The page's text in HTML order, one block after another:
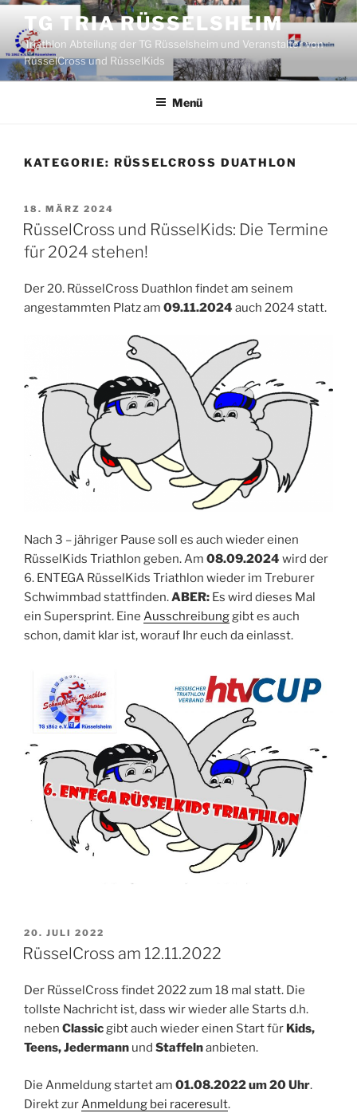
Zum
Inhalt
springen
TG TRIA RÜSSELSHEIM
Triathlon Abteilung der TG Rüsselsheim und Veranstalter von
RüsselCross und RüsselKids
Menü
KATEGORIE: RÜSSELCROSS DUATHLON
VERÖFFENTLICHT
AM
18. MÄRZ 2024
RüsselCross und RüsselKids: Die Termine
für 2024 stehen!
Der 20. RüsselCross Duathlon findet am seinem
angestammten Platz am 09.11.2024 auch 2024 statt.
Nach 3 – jähriger Pause soll es auch wieder einen
RüsselKids Triathlon geben. Am 08.09.2024 wird der
6. ENTEGA RüsselKids Triathlon wieder im Treburer
Schwimmbad stattfinden.ABER: Es wird dieses Mal
ein Supersprint. Eine Ausschreibung gibt es auch
schon, damit klar ist, worauf Ihr euch da einlasst.
VERÖFFENTLICHT
AM
20. JULI 2022
RüsselCross am 12.11.2022
Der RüsselCross findet 2022 zum 18 mal statt. Die
tollste Nachricht ist, dass wir wieder alle Starts d.h.
neben Classicgibt auch wieder einen Start für Kids,
Teens, Jedermann und Staffelnanbieten.
Die Anmeldung startet am 01.08.2022 um 20 Uhr.
Direkt zurAnmeldung bei raceresult.